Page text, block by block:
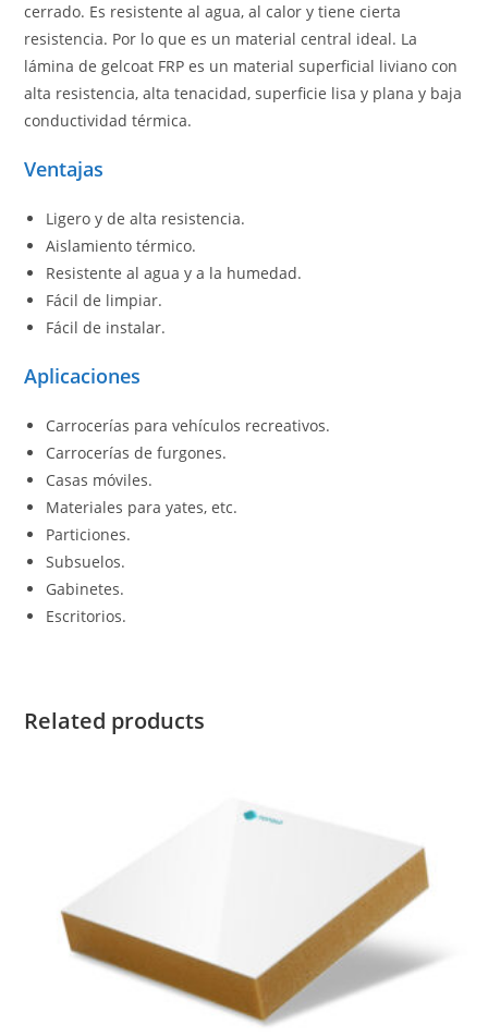
cerrado. Es resistente al agua, al calor y tiene cierta
resistencia. Por lo que es un material central ideal. La
lámina de gelcoat FRP es un material superficial liviano con
alta resistencia, alta tenacidad, superficie lisa y plana y baja
conductividad térmica.
Ventajas
Ligero y de alta resistencia.
Aislamiento térmico.
Resistente al agua y a la humedad.
Fácil de limpiar.
Fácil de instalar.
Aplicaciones
Carrocerías para vehículos recreativos.
Carrocerías de furgones.
Casas móviles.
Materiales para yates, etc.
Particiones.
Subsuelos.
Gabinetes.
Escritorios.
Related products